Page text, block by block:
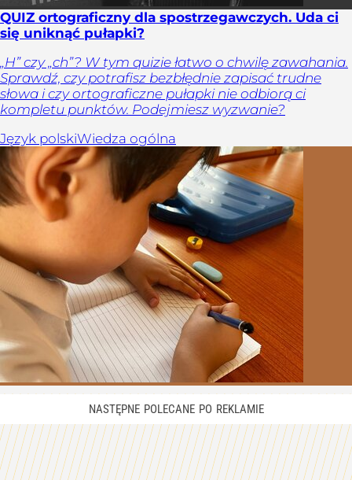
QUIZ ortograficzny dla spostrzegawczych. Uda ci
się uniknąć pułapki?
„H” czy „ch”? W tym quizie łatwo o chwilę zawahania.
Sprawdź, czy potrafisz bezbłędnie zapisać trudne
słowa i czy ortograficzne pułapki nie odbiorą ci
kompletu punktów. Podejmiesz wyzwanie?
Język polskiWiedza ogólna